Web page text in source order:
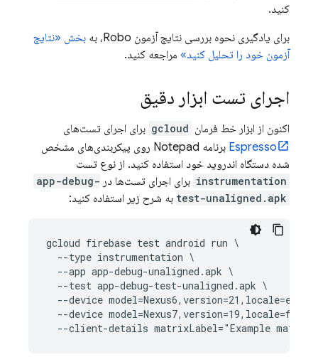
کنید.
برای یادگیری نحوه بررسی نتایج آزمون Robo، به
بخش «نتایج
آزمون خود را تحلیل کنید» مراجعه کنید.
اجرای تست ابزار دقیق
اکنون از ابزار خط فرمان gcloud برای اجرای تست‌های
Espresso
برنامه Notepad روی پیکربندی‌های مشخص
شده دستگاه اندروید خود استفاده کنید. از نوع تست
instrumentation برای اجرای تست‌ها در app-debug-
test-unaligned.apk به شرح زیر استفاده کنید:
gcloud firebase test android run \
  --type instrumentation \
  --app app-debug-unaligned.apk \
  --test app-debug-test-unaligned.apk \
--device
--device